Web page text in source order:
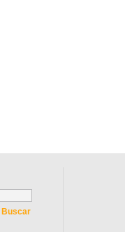
Buscar